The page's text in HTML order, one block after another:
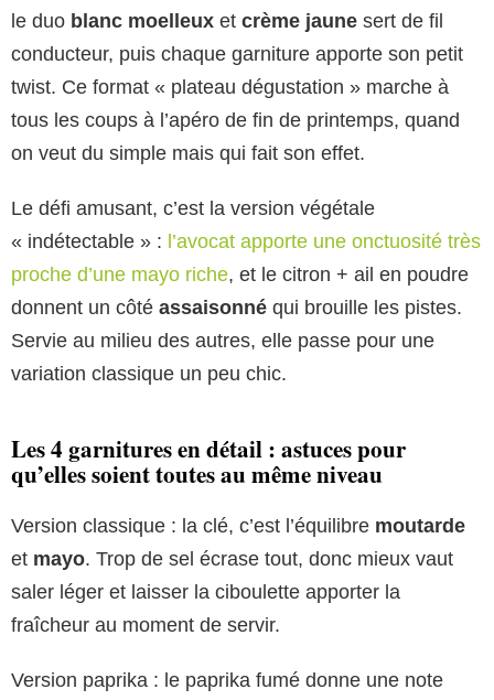
le duo blanc moelleux et crème jaune sert de fil
conducteur, puis chaque garniture apporte son petit
twist. Ce format « plateau dégustation » marche à
tous les coups à l’apéro de fin de printemps, quand
on veut du simple mais qui fait son effet.
Le défi amusant, c’est la version végétale
« indétectable » : l’avocat apporte une onctuosité très
proche d’une mayo riche, et le citron + ail en poudre
donnent un côté assaisonné qui brouille les pistes.
Servie au milieu des autres, elle passe pour une
variation classique un peu chic.
Les 4 garnitures en détail : astuces pour
qu’elles soient toutes au même niveau
Version classique : la clé, c’est l’équilibre moutarde
et mayo. Trop de sel écrase tout, donc mieux vaut
saler léger et laisser la ciboulette apporter la
fraîcheur au moment de servir.
Version paprika : le paprika fumé donne une note